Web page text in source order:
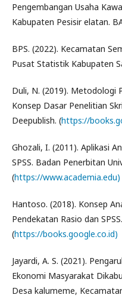
Pengembangan Usaha
Kabupaten Pesisir elatan.
BPS. (2022). Kecamatan
Pusat Statistik Kabupaten
Duli, N. (2019). Metodologi
Konsep Dasar Penelitian
Deepublish. (https://
Ghozali, I. (2011). Aplikasi
SPSS. Badan Penerbitan
(https://www.academia.edu)
Hantoso. (2018). Konsep
Pendekatan Rasio dan
(https://books.google.co.id)
Jayardi, A. S. (2021).
Ekonomi Masyarakat
Desa kalumeme,